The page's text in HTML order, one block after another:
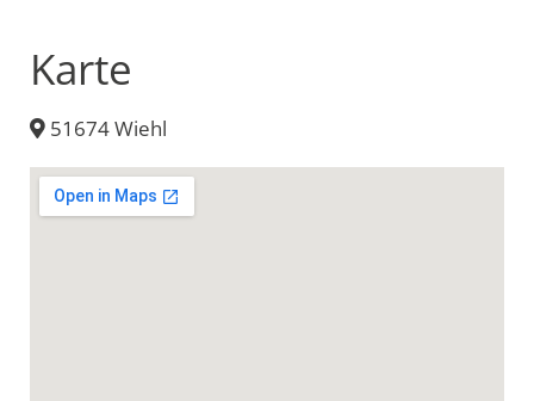
Karte
51674 Wiehl